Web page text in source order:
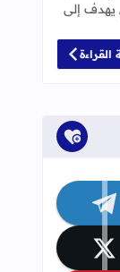
2026/2025 الذي يهدف إلى
القراءة
تابعنا على telegram
تابعنا على x